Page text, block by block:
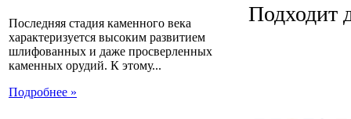
Последняя стадия каменного века
характеризуется высоким развитием
шлифованных и даже просверленных
каменных орудий. К этому...
Подробнее »
Подходит